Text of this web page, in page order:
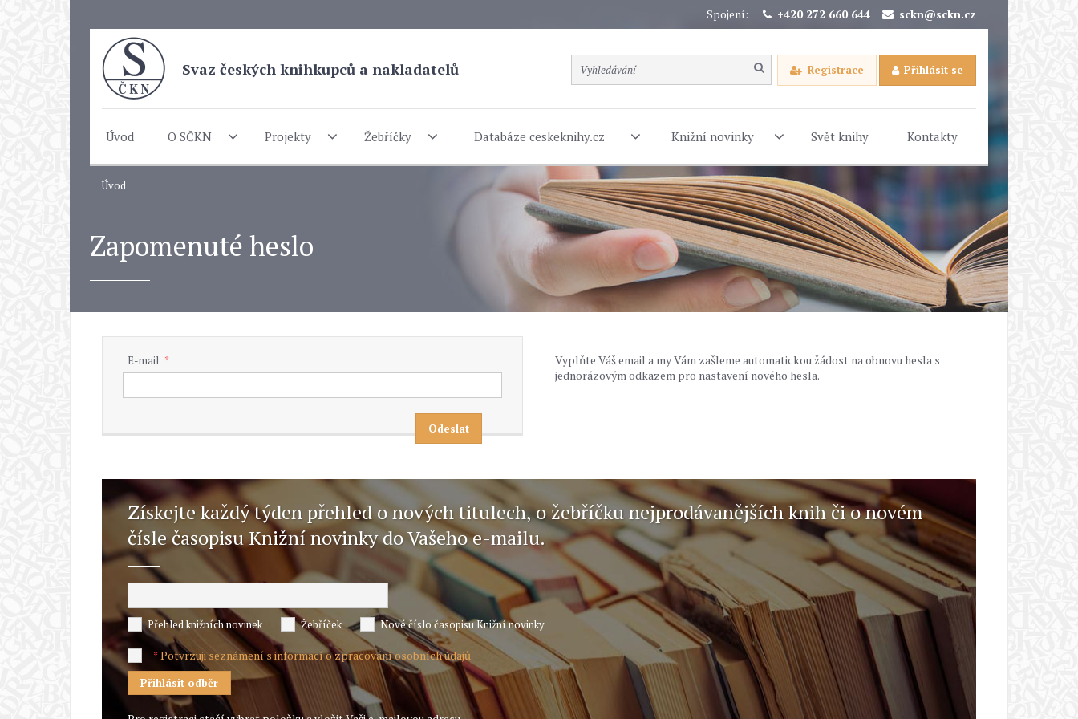
Spojení: +420 272 660 644 sckn@sckn.cz
Svaz českých knihkupců a nakladatelů Registrace Přihlásit se
Úvod O SČKN Projekty Žebříčky Databáze ceskeknihy.cz Knižní novinky Svět knihy Kontakty
Úvod
Zapomenuté heslo
E-mail
Vyplňte Váš email a my Vám zašleme automatickou žádost na obnovu hesla s
jednorázovým odkazem pro nastavení nového hesla.
Získejte každý týden přehled o nových titulech, o žebříčku nejprodávanějších knih či o novém
čísle časopisu Knižní novinky do Vašeho e-mailu.
Přehled knižních novinek Žebříček Nové číslo časopisu Knižní novinky
*Potvrzuji seznámení s informací o zpracování osobních údajů